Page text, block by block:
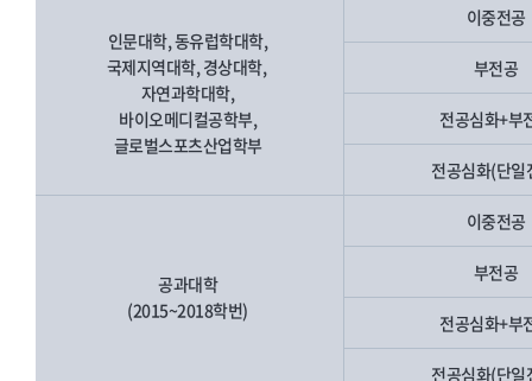
인문대학, 동유럽학대학,
국제지역대학, 경상대학,
자연과학대학,
바이오메디컬공학부,
글로벌스포츠산업학부
이중전공
부전공
전공심화+부
전공심화(단
공과대학
(2015~2018학번)
이중전공
부전공
전공심화+부
전공심화(단